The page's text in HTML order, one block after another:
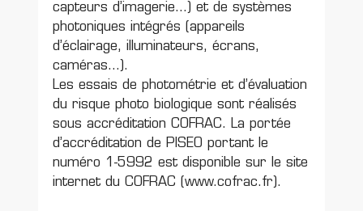
capteurs d’imagerie…) et de systèmes
photoniques intégrés (appareils
d’éclairage, illuminateurs, écrans,
caméras…).
Les essais de photométrie et d’évaluation
du risque photo biologique sont réalisés
sous accréditation COFRAC. La portée
d’accréditation de PISEO portant le
numéro 1-5992 est disponible sur le site
internet du COFRAC ( www.cofrac.fr ).